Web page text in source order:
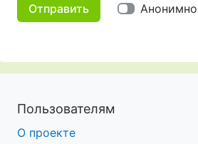
Отправить Анонимно
Пользователям
О проекте